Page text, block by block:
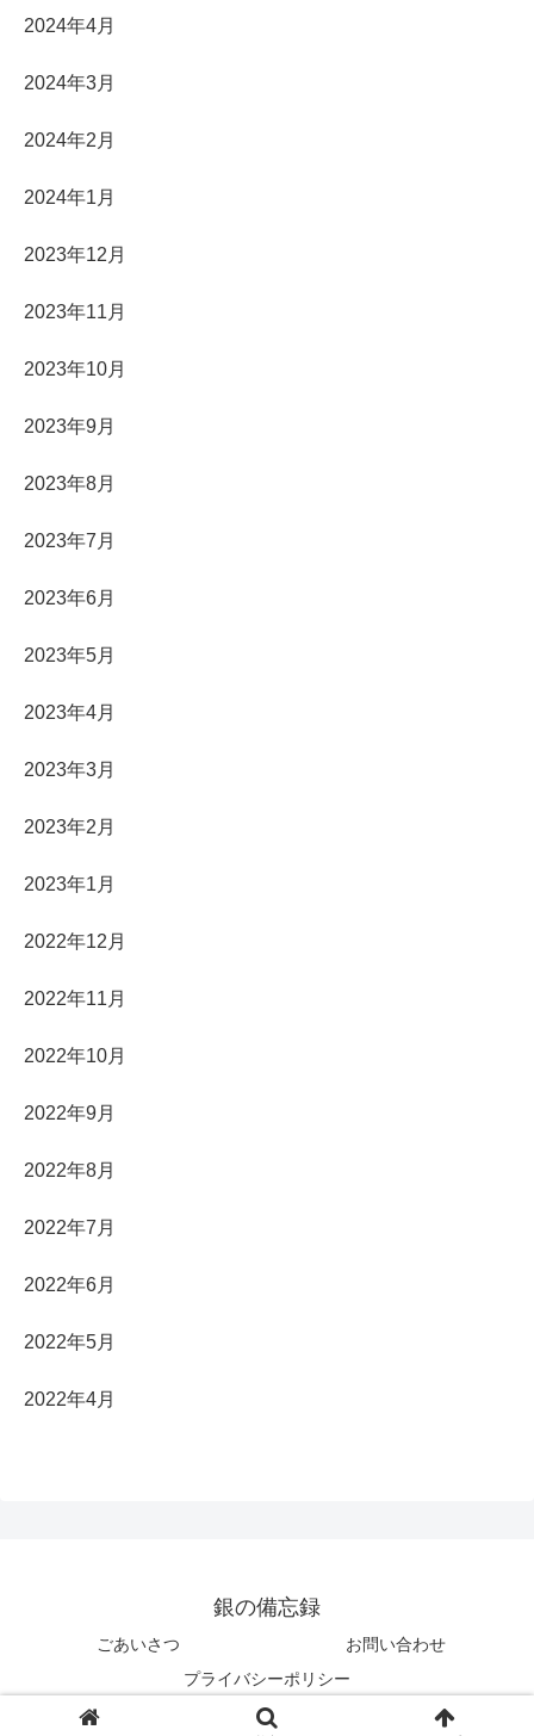
2024年4月
2024年3月
2024年2月
2024年1月
2023年12月
2023年11月
2023年10月
2023年9月
2023年8月
2023年7月
2023年6月
2023年5月
2023年4月
2023年3月
2023年2月
2023年1月
2022年12月
2022年11月
2022年10月
2022年9月
2022年8月
2022年7月
2022年6月
2022年5月
2022年4月
銀の備忘録
ごあいさつ
お問い合わせ
プライバシーポリシー
© 2022 銀の備忘録.